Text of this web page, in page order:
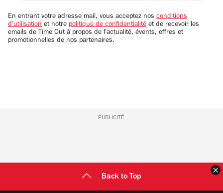
email
En entrant votre adresse mail, vous acceptez nos conditions
d'utilisation et notre politique de confidentialité et de recevoir les
emails de Time Out à propos de l'actualité, évents, offres et
promotionnelles de nos partenaires.
PUBLICITÉ
Back to Top